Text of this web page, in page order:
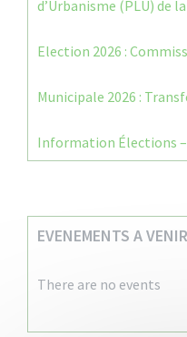
d’Urbanisme (PLU) de
Election 2026 :
Municipale 2026 :
Information Élections
EVENEMENTS A VENIR
There are no events